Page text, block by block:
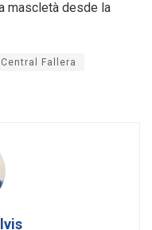
mascletà desde la
Fallera